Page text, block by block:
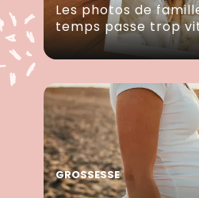
Les photos de
temps passe trop
GROSSESSE